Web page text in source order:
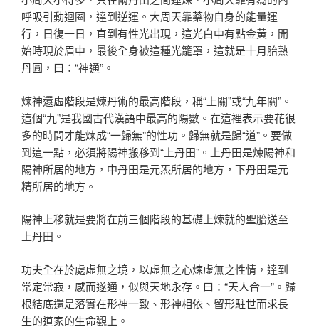
呼吸引動迴圈，達到逆運。大周天靠藥物自身的能量運
行，日復一日，直到有性光出現，這光白中有點金黃，開
始時現於眉中，最後全身被這種光籠罩，這就是十月胎熟
丹圓，曰：“神通”。
煉神還虛階段是煉丹術的最高階段，稱“上關”或“九年關”。
這個“九”是我國古代漢語中最高的陽數。在這裡表示要花很
多的時間才能煉成“一歸無”的性功。歸無就是歸“道”。要做
到這一點，必須將陽神搬移到“上丹田”。上丹田是煉陽神和
陽神所居的地方，中丹田是元炁所居的地方，下丹田是元
精所居的地方。
陽神上移就是要將在前三個階段的基礎上煉就的聖胎送至
上丹田。
功夫全在於處虛無之境，以虛無之心煉虛無之性情，達到
常定常寂，感而遂通，似與天地永存。曰：“天人合一”。歸
根結底還是落實在形神一致、形神相依、留形駐世而求長
生的道家的生命觀上。